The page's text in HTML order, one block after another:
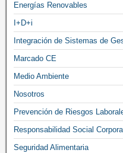
Energías Renovables
I+D+i
Integración de Sistemas de
Marcado CE
Medio Ambiente
Nosotros
Prevención de Riesgos
Responsabilidad Social
Seguridad Alimentaria